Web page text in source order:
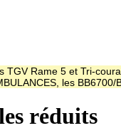
Rame 5 et Tri-
les
réduits